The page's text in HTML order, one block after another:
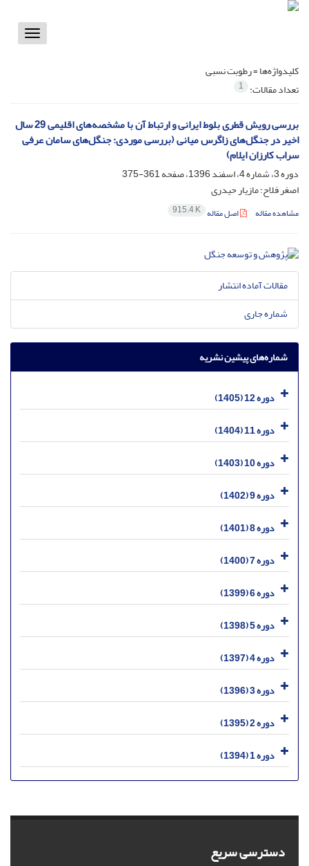
Toggle
کلیدواژه‌ها =رطوبت نسبی
تعداد مقالات: 1
بررسی رویش قطری بلوط ایرانی و ارتباط آن با مشخصه‌های اقلیمی 29 سال
اخیر در جنگل‌های زاگرس میانی (بررسی موردی: جنگل‌های سامان عرفی
سراب کارزان ایلام)
دوره 3، شماره 4، اسفند 1396، صفحه
361-375
اصغر فلاح؛ مازیار حیدری
مشاهده مقاله اصل مقاله 915.4 K
مقالات آماده انتشار
شماره جاری
شماره‌های پیشین نشریه
دوره 12 (1405)
دوره 11 (1404)
دوره 10 (1403)
دوره 9 (1402)
دوره 8 (1401)
دوره 7 (1400)
دوره 6 (1399)
دوره 5 (1398)
دوره 4 (1397)
دوره 3 (1396)
دوره 2 (1395)
دوره 1 (1394)
دسترسی سریع